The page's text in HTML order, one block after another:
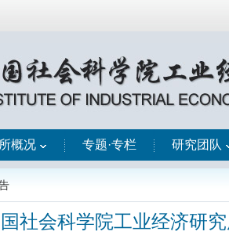
概况 专题·专栏 研究团队
社会科学院工业经济研